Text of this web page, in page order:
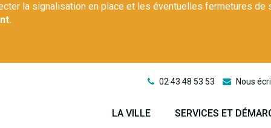
la signalisation en place et les éventuelles fermetures de
02 43 48 53 53 Nous
LA VILLE SERVICES ET